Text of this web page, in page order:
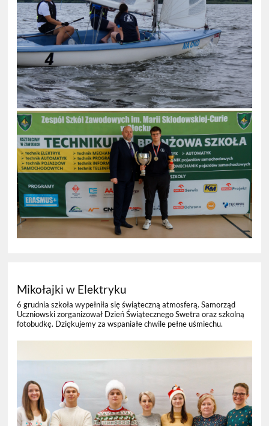
Mikołajki w Elektryku
6 grudnia szkoła wypełniła się świąteczną atmosferą. Samorząd
Uczniowski zorganizował Dzień Świątecznego Swetra oraz szkolną
fotobudkę. Dziękujemy za wspaniałe chwile pełne uśmiechu.